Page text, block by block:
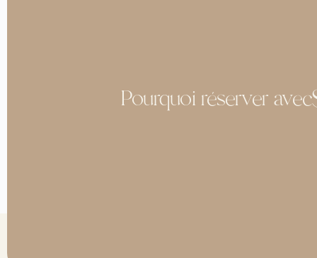
Pourquoi réserver avec